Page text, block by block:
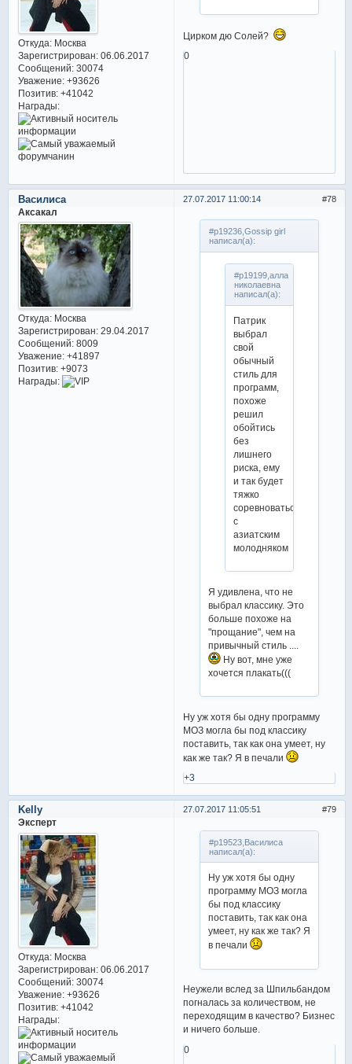
Откуда:Москва
Зарегистрирован: 06.06.2017
Сообщений:30074
Уважение: +93626
Позитив: +41042
Награды:
Цирком дю Солей?
0
78
27.07.2017 11:00:14
Василиса
Аксакал
Откуда:Москва
Зарегистрирован: 29.04.2017
Сообщений:8009
Уважение: +41897
Позитив: +9073
Награды:
#p19236,Gossip girl
написал(а):
#p19199,алла
николаевна
написал(а):
Патрик
выбрал
свой
обычный
стиль для
программ,
похоже
решил
обойтись
без
лишнего
риска, ему
и так будет
тяжко
соревноваться
с
азиатским
молодняком
Я удивлена, что не
выбрал классику. Это
больше похоже на
"прощание", чем на
привычный стиль ....
Ну вот, мне уже
хочется плакать(((
Ну уж хотя бы одну программу
МОЗ могла бы под классику
поставить, так как она умеет, ну
как же так? Я в печали
+3
79
27.07.2017 11:05:51
Kelly
Эксперт
Откуда:Москва
Зарегистрирован: 06.06.2017
Сообщений:30074
Уважение: +93626
Позитив: +41042
Награды:
#p19523,Василиса
написал(а):
Ну уж хотя бы одну
программу МОЗ могла
бы под классику
поставить, так как она
умеет, ну как же так? Я
в печали
Неужели вслед за Шпильбандом
погналась за количеством, не
переходящим в качество? Бизнес
и ничего больше.
0